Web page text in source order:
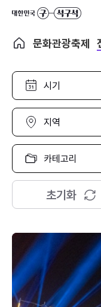
문화관광축제
시
선
택
지
선
택
카
고
리
택
초기화